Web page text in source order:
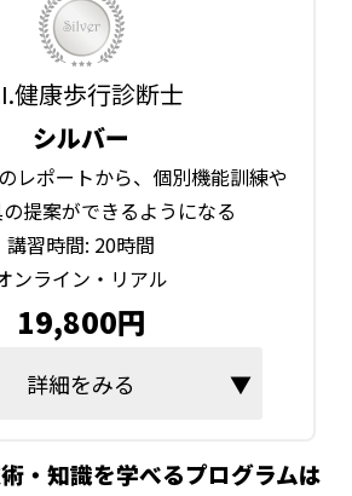
健康歩行診断士
シルバー
レポートから、個別機能訓練や
提案ができるようになる
講習時間: 20時間
ンライン・リアル
19,800円
詳細をみる
・知識を学べるプログラムは